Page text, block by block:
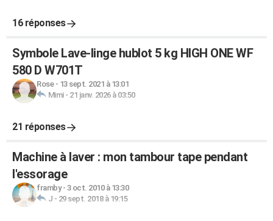
16 réponses
Symbole Lave-linge hublot 5 kg HIGH ONE WF
580 D W701T
Rose- 13 sept. 2021 à 13:01
Mimi- 21 janv. 2026 à 03:50
21 réponses
Machine à laver : mon tambour tape pendant
l'essorage
framby- 3 oct. 2010 à 13:30
J - 29 sept. 2018 à 19:15